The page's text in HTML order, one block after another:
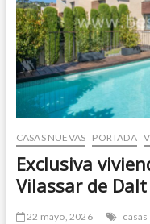
CASAS NUEVAS PORTADA
Exclusiva
Vilassar de Dalt
22 mayo, 2026